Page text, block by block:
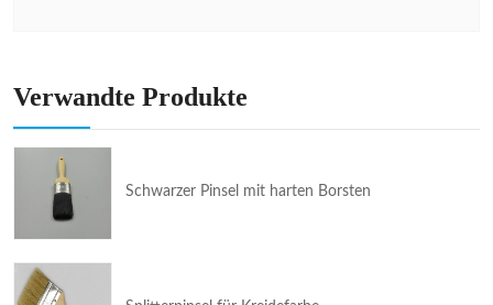
Verwandte Produkte
Schwarzer Pinsel mit harten Borsten